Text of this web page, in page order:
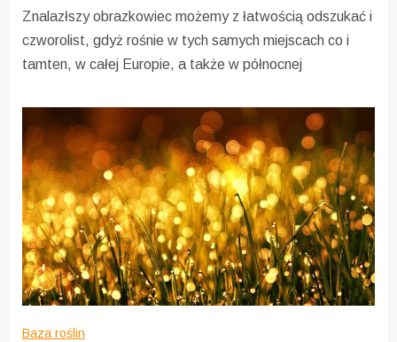
Znalazłszy obrazkowiec możemy z łatwością odszukać i
czworolist, gdyż rośnie w tych samych miejscach co i
tamten, w całej Europie, a także w północnej
Baza roślin